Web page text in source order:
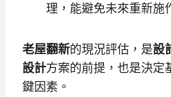
理，能避免未來重新施
老屋翻新的現況評估，是設
設計方案的前提，也是決定
鍵因素。